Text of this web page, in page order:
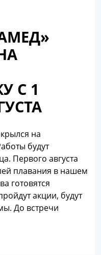
С 1
на
будут
Первого августа
плавания в нашем
готовятся
акции, будут
До встречи